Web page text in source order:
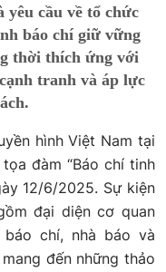
cầu về tổ chức
báo chí giữ vững
thời thích ứng với
tranh và áp lực
hình Việt Nam tại
đàm “Báo chí tinh
12/6/2025. Sự kiện
đại diện cơ quan
chí, nhà báo và
đến những thảo